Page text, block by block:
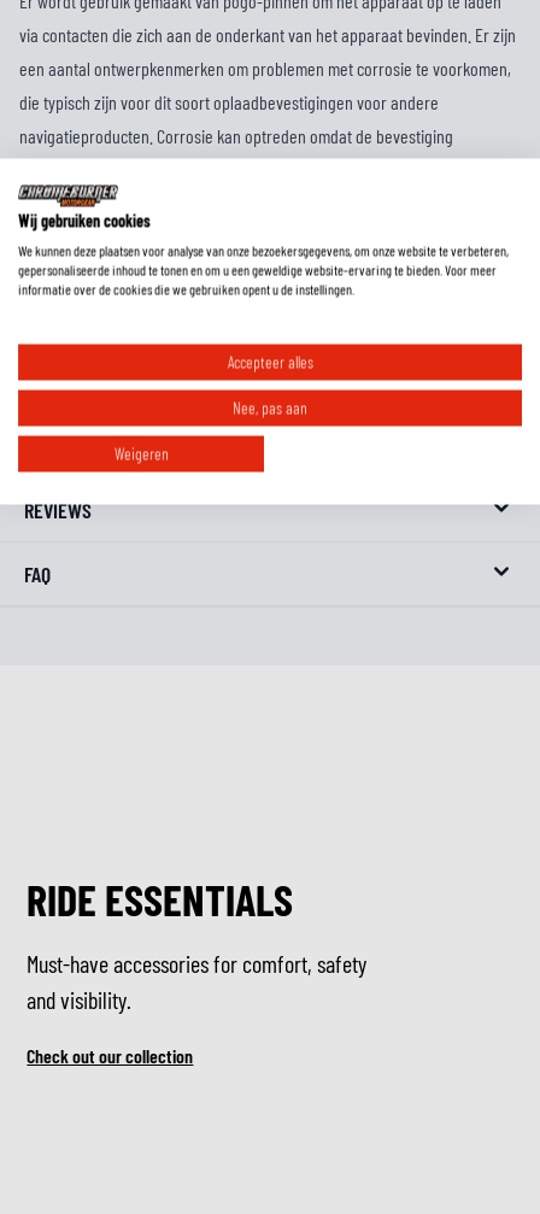
via contacten die zich aan de onderkant van het apparaat bevinden. Er zijn
een aantal ontwerpkenmerken om problemen met corrosie te voorkomen,
die typisch zijn voor dit soort oplaadbevestigingen voor andere
navigatieproducten. Corrosie kan optreden omdat de bevestiging
De gevoede bevestigingsinzet kan worden geïnstalleerd met de
kabeluitgang aan de boven- of onderkant. Een gelijkrichterchip in het
apparaat maakt dit mogelijk door beide contacten positieve of negatieve
lading te laten ontvangen.
EXTRA INFORMATIE
REVIEWS
FAQ
RIDE ESSENTIALS
Must-have accessories for comfort, safety
and visibility.
Check out our collection
Wij gebruiken cookies
We kunnen deze plaatsen voor analyse van onze bezoekersgegevens, om onze website te verbeteren,
gepersonaliseerde inhoud te tonen en om u een geweldige website-ervaring te bieden. Voor meer
informatie over de cookies die we gebruiken opent u de instellingen.
Accepteer alles
Nee, pas aan
Weigeren